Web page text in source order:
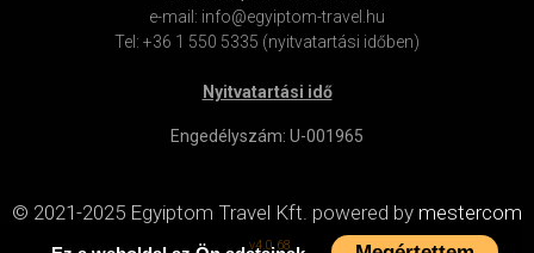
e-mail: info@egyiptom-travel.hu
Tel: +36 1 550 5335 (nyitvatartási időben)
Nyitvatartási idő
Engedélyszám: U-001965
© 2021-2025 Egyiptom Travel Kft. powered by mestercom
v4.0.68